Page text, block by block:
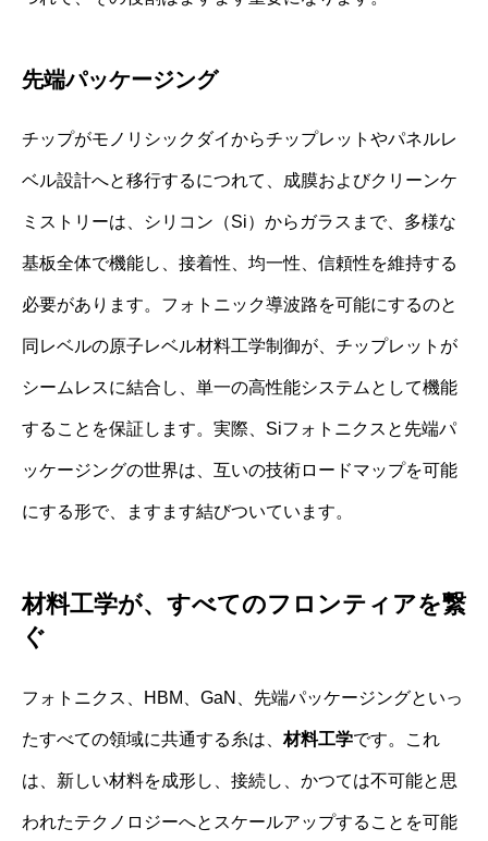
先端パッケージング
チップがモノリシックダイからチップレットやパネルレ
ベル設計へと移行するにつれて、成膜およびクリーンケ
ミストリーは、シリコン（Si）からガラスまで、多様な
基板全体で機能し、接着性、均一性、信頼性を維持する
必要があります。フォトニック導波路を可能にするのと
同レベルの原子レベル材料工学制御が、チップレットが
シームレスに結合し、単一の高性能システムとして機能
することを保証します。実際、Siフォトニクスと先端パ
ッケージングの世界は、互いの技術ロードマップを可能
にする形で、ますます結びついています。
材料工学が、すべてのフロンティアを繋
ぐ
フォトニクス、HBM、GaN、先端パッケージングといっ
たすべての領域に共通する糸は、材料工学です。これ
は、新しい材料を成形し、接続し、かつては不可能と思
われたテクノロジーへとスケールアップすることを可能